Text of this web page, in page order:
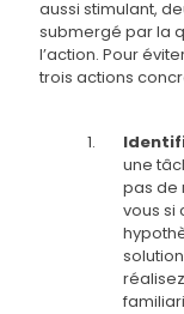
aussi stimulant,
submergé par la
l’action. Pour
trois actions
une
pas de
vous si